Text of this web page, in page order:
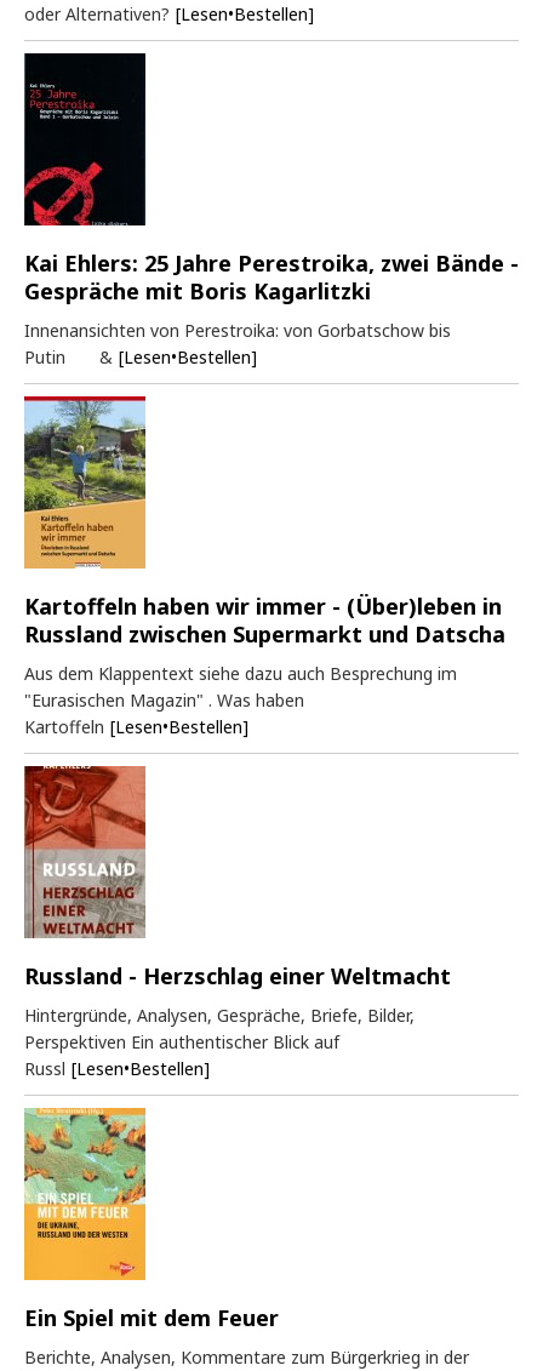
oder Alternativen? [Lesen•Bestellen]
Kai Ehlers: 25 Jahre Perestroika, zwei Bände -
Gespräche mit Boris Kagarlitzki
Innenansichten von Perestroika: von Gorbatschow bis
Putin & [Lesen•Bestellen]
Kartoffeln haben wir immer - (Über)leben in
Russland zwischen Supermarkt und Datscha
Aus dem Klappentext siehe dazu auch Besprechung im
"Eurasischen Magazin" . Was haben
Kartoffeln [Lesen•Bestellen]
Russland - Herzschlag einer Weltmacht
Hintergründe, Analysen, Gespräche, Briefe, Bilder,
Perspektiven Ein authentischer Blick auf
Russl [Lesen•Bestellen]
Ein Spiel mit dem Feuer
Berichte, Analysen, Kommentare zum Bürgerkrieg in der